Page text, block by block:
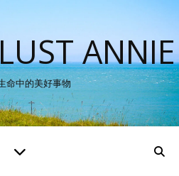
ANNIE
命中的美好事物